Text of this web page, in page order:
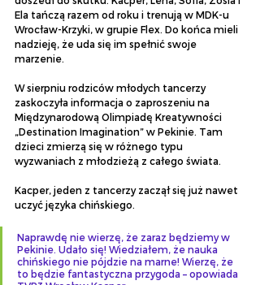
Ela tańczą razem od roku i trenują w MDK-u
Wrocław-Krzyki, w grupie Flex. Do końca mieli
nadzieję, że uda się im spełnić swoje
marzenie.
W sierpniu rodziców młodych tancerzy
zaskoczyła informacja o zaproszeniu na
Międzynarodową Olimpiadę Kreatywności
„Destination Imagination” w Pekinie. Tam
dzieci zmierzą się w różnego typu
wyzwaniach z młodzieżą z całego świata.
Kacper, jeden z tancerzy zaczął się już nawet
uczyć języka chińskiego.
Naprawdę nie wierzę, że zaraz będziemy w
Pekinie. Udało się! Wiedziałem, że nauka
chińskiego nie pójdzie na marne! Wierzę, że
to będzie fantastyczna przygoda – opowiada